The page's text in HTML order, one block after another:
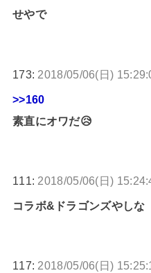
せやで
173: 2018/05/06(日)
>>160
素直にオワだ😥
111: 2018/05/06(日)
コラボ&ドラゴンズやしな
117: 2018/05/06(日)